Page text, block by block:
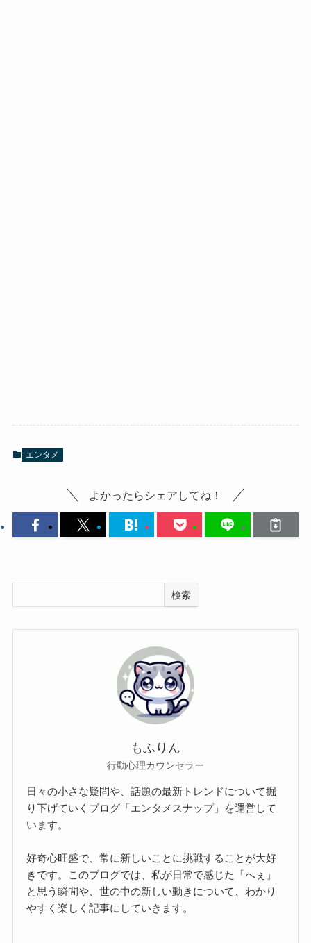
エンタメ
よかったらシェアしてね！
検索
もふりん
行動心理カウンセラー
日々の小さな疑問や、話題の最新トレンドについて掘
り下げていくブログ「エンタメスナップ」を運営して
います。
好奇心旺盛で、常に新しいことに挑戦することが大好
きです。このブログでは、私が日常で感じた「へぇ」
と思う瞬間や、世の中の新しい動きについて、わかり
やすく楽しく記事にしていきます。